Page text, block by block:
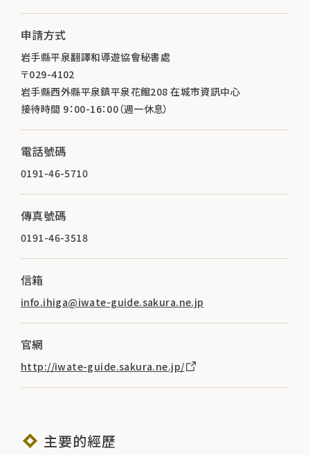
申請方式
岩手縣平泉翻譯和導遊協會秘書處
〒029-4102
岩手縣西外縣平泉鎮平泉花館208 在城市資訊中心
接待時間 9：00-16：00（週一休息）
電話號碼
0191-46-5710
傳真號碼
0191-46-3518
信箱
info.ihiga@iwate-guide.sakura.ne.jp
官網
http://iwate-guide.sakura.ne.jp/
主要的經歷